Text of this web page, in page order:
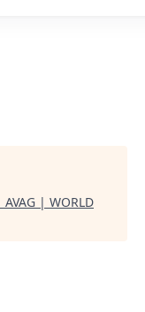
| WORLD